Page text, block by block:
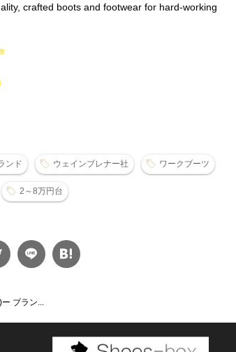
crafted boots and footwear for hard-working
ンド ウェインブレナー社 ワークブーツ
2～8万円台
ブラン...